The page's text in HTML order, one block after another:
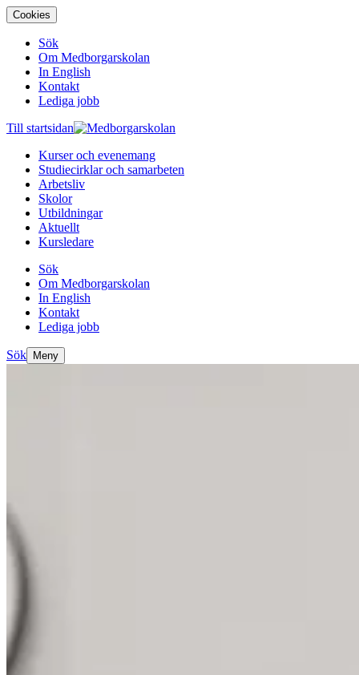
Cookies
Sök
Om Medborgarskolan
In English
Kontakt
Lediga jobb
Till startsidan
Kurser och evenemang
Studiecirklar och samarbeten
Arbetsliv
Skolor
Utbildningar
Aktuellt
Kursledare
Sök
Om Medborgarskolan
In English
Kontakt
Lediga jobb
Sök Meny